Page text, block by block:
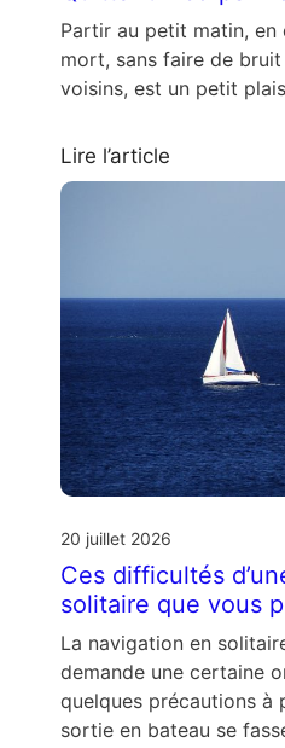
Partir au petit matin,
mort, sans faire de
voisins, est un petit
Lire l’article
20 juillet 2026
Ces difficultés
solitaire que vous
La navigation en
demande une certaine
quelques précautions à
sortie en bateau se